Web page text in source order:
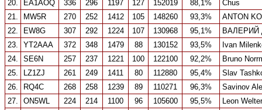
20.
EA1AOQ 336 296 1197 127 152019 88,1%
Chus
21.
MW5R 270 252 1412 105 148260 93,3%
ANTON
22.
EW8G 307 292 1224 107 130968 95,1%
23.
YT2AAA 372 348 1479 88 130152 93,5%
Ivan
24.
SE6N 257 237 1221 100 122100 92,2%
Bruno
25.
LZ1ZJ 261 249 1411 80 112880 95,4%
Slav
26.
RQ4C 268 258 1239 89 110271 96,3%
Savinov
27.
ON5WL 224 214 1100 96 105600 95,5%
Leon